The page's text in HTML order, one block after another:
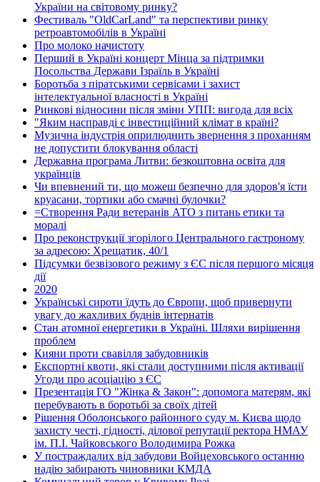
України на світовому ринку?
Фестиваль "OldCarLand" та перспективи ринку
ретроавтомобілів в Україні
Про молоко начистоту
Перший в Україні концерт Мінца за підтримки
Посольства Держави Ізраїль в Україні
Боротьба з піратськими сервісами і захист
інтелектуальної власності в Україні
Ринкові відносини після зміни УПП: вигода для всіх
"Яким насправді є інвестиційний клімат в країні?
Музична індустрія оприлюднить звернення з проханням
не допустити блокування області
Державна програма Литви: безкоштовна освіта для
українців
Чи впевнений ти, що можеш безпечно для здоров'я їсти
круасани, тортики або смачні булочки?
=Створення Ради ветеранів АТО з питань етики та
моралі
Про реконструкції згорілого Центрального гастроному
за адресою: Хрещатик, 40/1
Підсумки безвізового режиму з ЄС після першого місяця
дії
2020
Українські сироти їдуть до Європи, щоб привернути
увагу до жахливих буднів інтернатів
Стан атомної енергетики в Україні. Шляхи вирішення
проблем
Кияни проти свавілля забудовників
Експортні квоти, які стали доступними після активації
Угоди про асоціацію з ЄС
Презентація ГО "Жінка & Закон": допомога матерям, які
перебувають в боротьбі за своїх дітей
Рішення Оболонського районного суду м. Києва щодо
захисту честі, гідності, ділової репутації ректора НМАУ
ім. П.І. Чайковського Володимира Рожка
У постраждалих від забудови Войцеховського останню
надію забирають чиновники КМДА